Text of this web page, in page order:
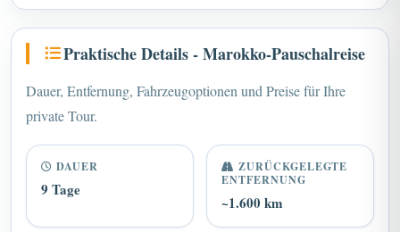
Praktische Details - Marokko-Pauschalreise
Dauer, Entfernung, Fahrzeugoptionen und Preise für Ihre
private Tour.
DAUER
9 Tage
ZURÜCKGELEGTE
ENTFERNUNG
~1.600 km